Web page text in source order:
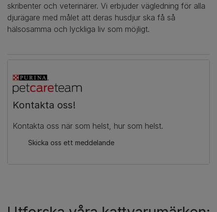
skribenter och veterinärer. Vi erbjuder vägledning för alla
djurägare med målet att deras husdjur ska få så
hälsosamma och lyckliga liv som möjligt.
Kontakta oss!
Kontakta oss när som helst, hur som helst.
Skicka oss ett meddelande